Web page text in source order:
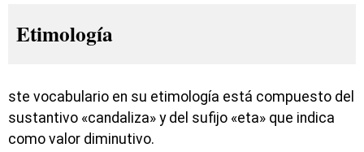
Etimología
ste vocabulario en su etimología está compuesto del
sustantivo «candaliza» y del sufijo «eta» que indica
como valor diminutivo.